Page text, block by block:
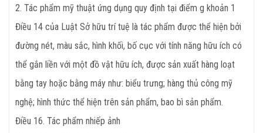
2. Tác phẩm mỹ thuật ứng dụng quy định tại điểm g khoản 1
Điều 14 của Luật Sở hữu trí tuệ là tác phẩm được thể hiện bởi
đường nét, màu sắc, hình khối, bố cục với tính năng hữu ích có
thể gắn liền với một đồ vật hữu ích, được sản xuất hàng loạt
bằng tay hoặc bằng máy như: biểu trưng; hàng thủ công mỹ
nghệ; hình thức thể hiện trên sản phẩm, bao bì sản phẩm.
Điều 16. Tác phẩm nhiếp ảnh